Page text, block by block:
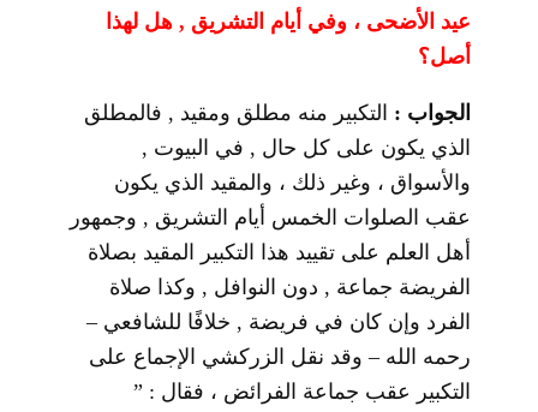
عيد الأضحى ، وفي أيام التشريق , هل لهذا
أصل؟
الجواب : التكبير منه مطلق ومقيد , فالمطلق
الذي يكون على كل حال , في البيوت ,
والأسواق ، وغير ذلك ، والمقيد الذي يكون
عقب الصلوات الخمس أيام التشريق , وجمهور
أهل العلم على تقييد هذا التكبير المقيد بصلاة
الفريضة جماعة , دون النوافل , وكذا صلاة
الفرد وإن كان في فريضة , خلافًا للشافعي –
رحمه الله – وقد نقل الزركشي الإجماع على
التكبير عقب جماعة الفرائض ، فقال : ”